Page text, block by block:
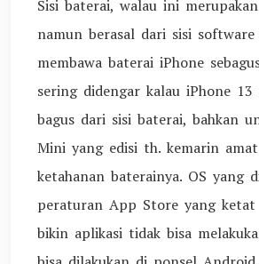
Sisi baterai, walau ini
namun berasal dari sisi software
membawa baterai iPhone
sering didengar kalau iPhone 13
bagus dari sisi baterai, bahkan
Mini yang edisi th. kemarin
ketahanan baterainya. OS yang
peraturan App Store yang
bikin aplikasi tidak bisa